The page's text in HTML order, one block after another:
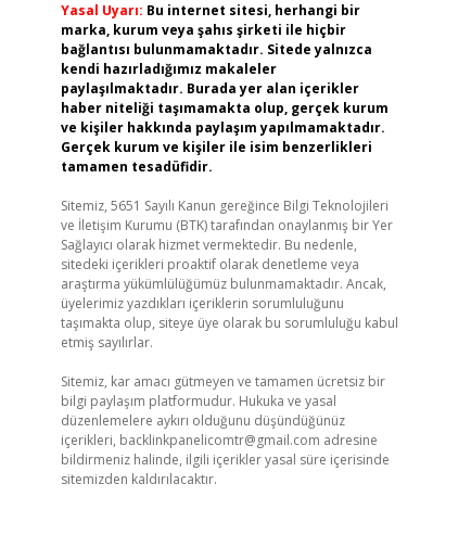
Yasal Uyarı: Bu internet sitesi, herhangi bir
marka, kurum veya şahıs şirketi ile hiçbir
bağlantısı bulunmamaktadır. Sitede yalnızca
kendi hazırladığımız makaleler
paylaşılmaktadır. Burada yer alan içerikler
haber niteliği taşımamakta olup, gerçek kurum
ve kişiler hakkında paylaşım yapılmamaktadır.
Gerçek kurum ve kişiler ile isim benzerlikleri
tamamen tesadüfidir.
Sitemiz, 5651 Sayılı Kanun gereğince Bilgi Teknolojileri
ve İletişim Kurumu (BTK) tarafından onaylanmış bir Yer
Sağlayıcı olarak hizmet vermektedir. Bu nedenle,
sitedeki içerikleri proaktif olarak denetleme veya
araştırma yükümlülüğümüz bulunmamaktadır. Ancak,
üyelerimiz yazdıkları içeriklerin sorumluluğunu
taşımakta olup, siteye üye olarak bu sorumluluğu kabul
etmiş sayılırlar.
Sitemiz, kar amacı gütmeyen ve tamamen ücretsiz bir
bilgi paylaşım platformudur. Hukuka ve yasal
düzenlemelere aykırı olduğunu düşündüğünüz
içerikleri, backlinkpanelicomtr@gmail.com adresine
bildirmeniz halinde, ilgili içerikler yasal süre içerisinde
sitemizden kaldırılacaktır.